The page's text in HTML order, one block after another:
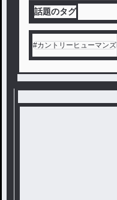
話題のタグ
#カントリーヒューマンズ